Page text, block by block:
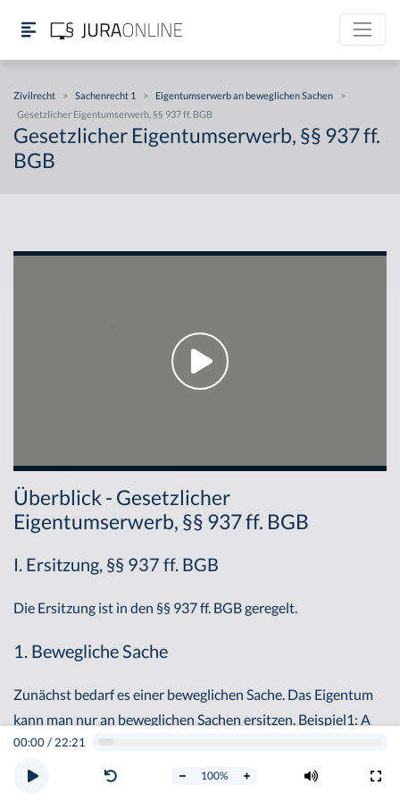
Zivilrecht > Sachenrecht 1 > Eigentumserwerb an beweglichen Sachen
>
Gesetzlicher Eigentumserwerb, §§ 937 ff. BGB
Gesetzlicher Eigentumserwerb, §§ 937 ff.
BGB
00:00/ 22:21
100%
Überblick - Gesetzlicher
Eigentumserwerb, §§ 937 ff. BGB
I. Ersitzung, §§ 937 ff. BGB
Die Ersitzung ist in den §§ 937 ff. BGB geregelt.
1. Bewegliche Sache
Zunächst bedarf es einer beweglichen Sache. Das Eigentum
kann man nur an beweglichen Sachen ersitzen. Beispiel1: A
verkauft und übereignet seine Kommode an B und ist dabei
unerkannt geisteskrank. A bleibt weiterhin Eigentümer und B